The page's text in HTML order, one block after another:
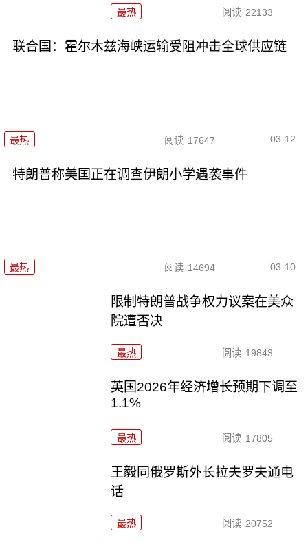
最热 阅读 22133
联合国：霍尔木兹海峡运输受阻冲击全球供应链
最热 阅读 17647 03-12
特朗普称美国正在调查伊朗小学遇袭事件
最热 阅读 14694 03-10
限制特朗普战争权力议案在美众
院遭否决
最热 阅读 19843
英国2026年经济增长预期下调至
1.1%
最热 阅读 17805
王毅同俄罗斯外长拉夫罗夫通电
话
最热 阅读 20752